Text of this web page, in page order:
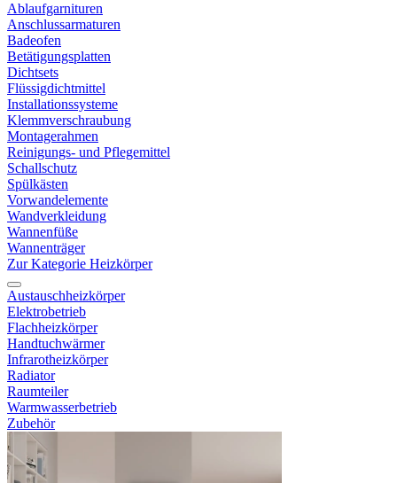
Ablaufgarnituren
Anschlussarmaturen
Badeofen
Betätigungsplatten
Dichtsets
Flüssigdichtmittel
Installationssysteme
Klemmverschraubung
Montagerahmen
Reinigungs- und Pflegemittel
Schallschutz
Spülkästen
Vorwandelemente
Wandverkleidung
Wannenfüße
Wannenträger
Zur Kategorie Heizkörper
Austauschheizkörper
Elektrobetrieb
Flachheizkörper
Handtuchwärmer
Infrarotheizkörper
Radiator
Raumteiler
Warmwasserbetrieb
Zubehör